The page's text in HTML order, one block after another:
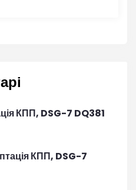
КПП, DSG-7 DQ381
КПП, DSG-7